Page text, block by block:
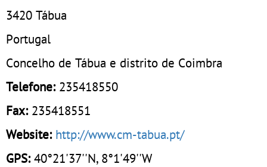
3420 Tábua
Portugal
Concelho de Tábua e distrito de Coimbra
Telefone: 235418550
Fax: 235418551
Website: http://www.cm-tabua.pt/
GPS:40°21'37''N, 8°1'49''W